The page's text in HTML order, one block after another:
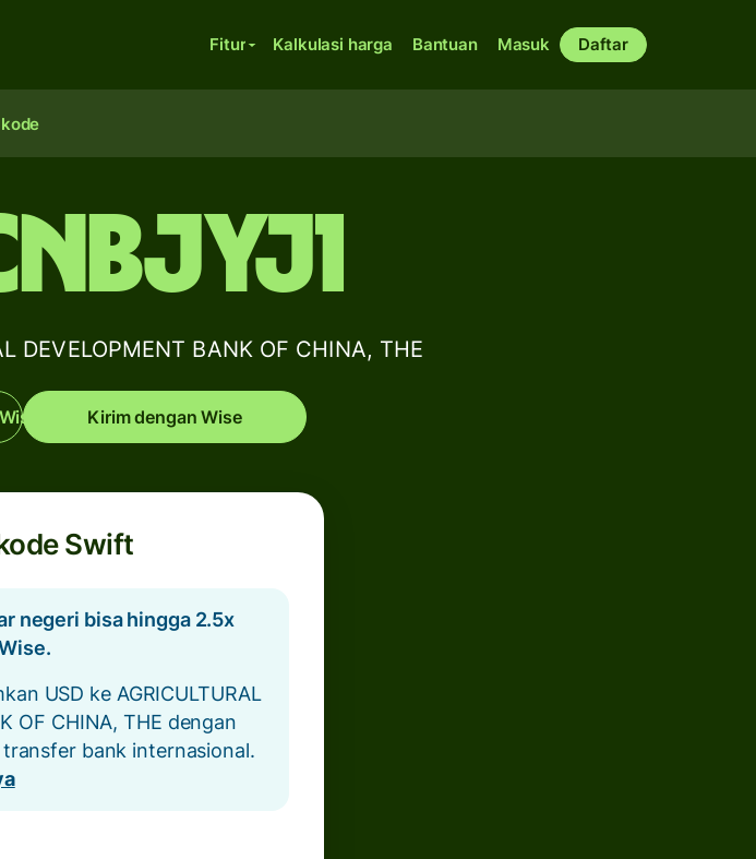
Fitur Kalkulasi harga Bantuan Masuk Daftar
DEVELOPMENT BANK OF CHINA, THE
Kirim dengan Wise
Swift
negeri bisa hingga 2.5x
USD ke AGRICULTURAL
OF CHINA, THE dengan
bank internasional.